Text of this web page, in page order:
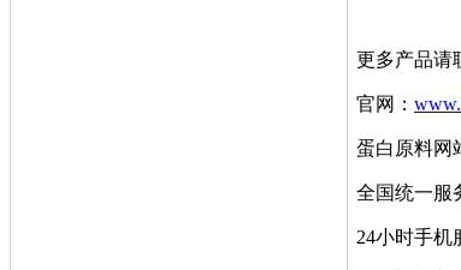
更多产品请
官网：
蛋白原料网
全国统一服
24小时手机